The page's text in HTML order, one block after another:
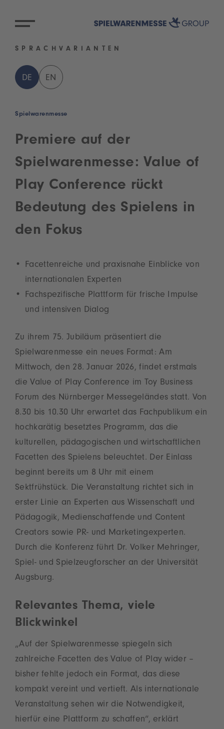
SPRACHVARIANTEN
DE EN
Spielwarenmesse
Premiere auf der
Spielwarenmesse: Value of
Play Conference rückt
Bedeutung des Spielens in
den Fokus
Facettenreiche und praxisnahe Einblicke von
internationalen Experten
Fachspezifische Plattform für frische Impulse
und intensiven Dialog
Zu ihrem 75. Jubiläum präsentiert die
Spielwarenmesse ein neues Format: Am
Mittwoch, den 28. Januar 2026, findet erstmals
die Value of Play Conference im Toy Business
Forum des Nürnberger Messegeländes statt. Von
8.30 bis 10.30 Uhr erwartet das Fachpublikum ein
hochkarätig besetztes Programm, das die
kulturellen, pädagogischen und wirtschaftlichen
Facetten des Spielens beleuchtet. Der Einlass
beginnt bereits um 8 Uhr mit einem
Sektfrühstück. Die Veranstaltung richtet sich in
erster Linie an Experten aus Wissenschaft und
Pädagogik, Medienschaffende und Content
Creators sowie PR- und Marketingexperten.
Durch die Konferenz führt Dr. Volker Mehringer,
Spiel- und Spielzeugforscher an der Universität
Augsburg.
Relevantes Thema, viele
Blickwinkel
„Auf der Spielwarenmesse spiegeln sich
zahlreiche Facetten des Value of Play wider –
bisher fehlte jedoch ein Format, das diese
kompakt vereint und vertieft. Als internationale
Veranstaltung sehen wir die Notwendigkeit,
hierfür eine Plattform zu schaffen“, erklärt